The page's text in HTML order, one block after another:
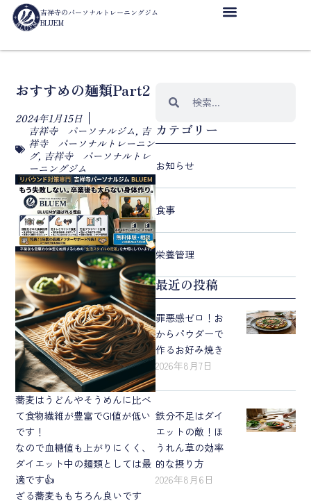
吉祥寺のパーソナルトレーニングジム
BLUEM
おすすめの麺類part2
2024年1月15日
吉祥寺 パーソナルジム, 吉
祥寺 パーソナルトレーニン
グ, 吉祥寺 パーソナルトレ
ーニングジム
蕎麦はうどんやそうめんに比べ
て食物繊維が豊富でGI値が低い
です！
なので血糖値も上がりにくく、
ダイエット中の麺類としては最
適です👍
ざる蕎麦ももちろん良いです
カテゴリー
お知らせ
食事
栄養管理
最近の投稿
罪悪感ゼロ！お
からパウダーで
作るお好み焼き
2026年8月7日
鉄分不足はダイ
エットの敵！ほ
うれん草の効率
的な摂り方
2026年8月6日